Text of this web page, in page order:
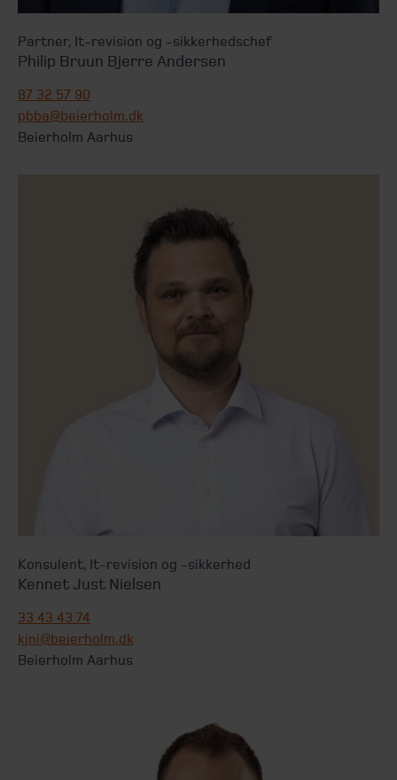
Partner, It-revision og -sikkerhedschef
Philip Bruun Bjerre Andersen
87 32 57 90
pbba@beierholm.dk
Beierholm Aarhus
Konsulent, It-revision og -sikkerhed
Kennet Just Nielsen
33 43 43 74
kjni@beierholm.dk
Beierholm Aarhus